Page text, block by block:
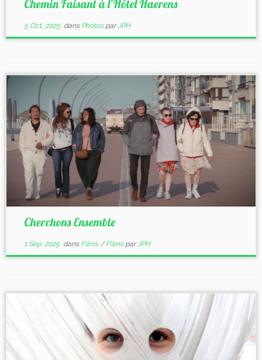
Chemin Faisant à l’Hôtel Haerens
5 Oct, 2025dans Photos parJPH
Cherchons Ensemble
1 Sep, 2025dans Films/Films parJPH